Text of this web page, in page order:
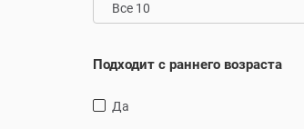
Все 10
Подходит с раннего возраста
Да